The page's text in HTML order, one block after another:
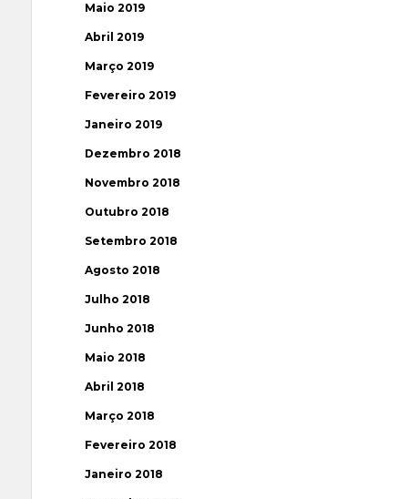
Maio 2019
Abril 2019
Março 2019
Fevereiro 2019
Janeiro 2019
Dezembro 2018
Novembro 2018
Outubro 2018
Setembro 2018
Agosto 2018
Julho 2018
Junho 2018
Maio 2018
Abril 2018
Março 2018
Fevereiro 2018
Janeiro 2018